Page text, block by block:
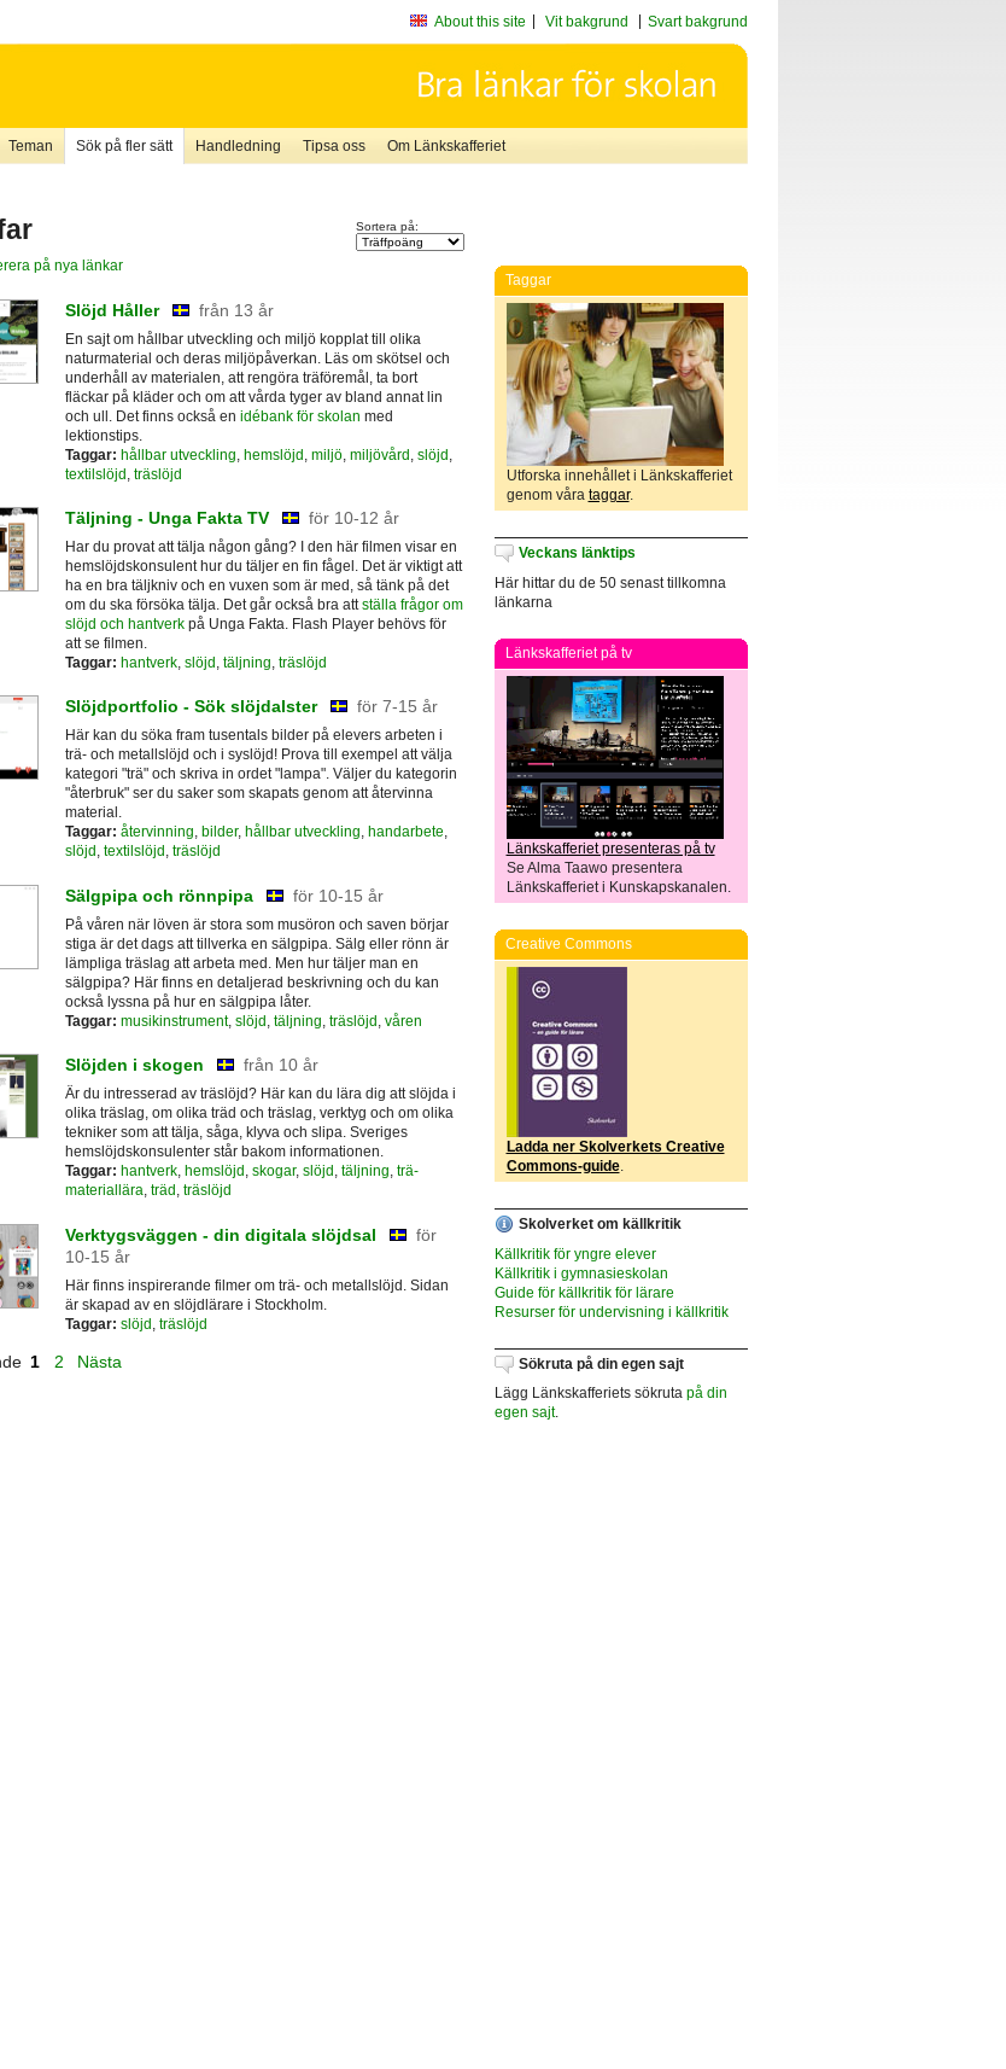
About this site Vit bakgrund Svart bakgrund
Teman Sök på fler sätt Handledning Tipsa oss Om Länkskafferiet
Sortera på:
på nya länkar
Slöjd Håller från 13 år
En sajt om hållbar utveckling och miljö kopplat till olika
naturmaterial och deras miljöpåverkan. Läs om skötsel och
underhåll av materialen, att rengöra träföremål, ta bort
fläckar på kläder och om att vårda tyger av bland annat lin
och ull. Det finns också en idébank för skolan med
lektionstips.
Taggar: hållbar utveckling hemslöjd miljö, miljövård slöjd
textilslöjd träslöjd
Täljning - Unga Fakta TV för 10-12 år
Har du provat att tälja någon gång? I den här filmen visar en
hemslöjdskonsulent hur du täljer en fin fågel. Det är viktigt att
ha en bra täljkniv och en vuxen som är med, så tänk på det
om du ska försöka tälja. Det går också bra attställa frågor om
slöjd och hantverkpå Unga Fakta. Flash Player behövs för
att se filmen.
Taggar: hantverk, slöjd , täljning, träslöjd
Slöjdportfolio - Sök slöjdalster för 7-15 år
Här kan du söka fram tusentals bilder på elevers arbeten i
trä- och metallslöjd och i syslöjd! Prova till exempel att välja
kategori "trä" och skriva in ordet "lampa". Väljer du kategorin
"återbruk" ser du saker som skapats genom att återvinna
material.
Taggar: återvinning, bilder, hållbar utveckling, handarbete,
slöjd , textilslöjd , träslöjd
Sälgpipa och rönnpipa för 10-15 år
På våren när löven är stora som musöron och saven börjar
stiga är det dags att tillverka en sälgpipa. Sälg eller rönn är
lämpliga träslag att arbeta med. Men hur täljer man en
sälgpipa? Här finns en detaljerad beskrivning och du kan
också lyssna på hur en sälgpipa låter.
Taggar: musikinstrument, slöjd, täljning, träslöjd, våren
Slöjden i skogen från 10 år
Är du intresserad av träslöjd? Här kan du lära dig att slöjda i
olika träslag, om olika träd och träslag, verktyg och om olika
tekniker som att tälja, såga, klyva och slipa. Sveriges
hemslöjdskonsulenter står bakom informationen.
Taggar: hantverk, hemslöjd , skogar, slöjd , täljning, trä-
materiallära, träd , träslöjd
Verktygsväggen - din digitala slöjdsal
för
10-15 år
Här finns inspirerande filmer om trä- och metallslöjd. Sidan
är skapad av en slöjdlärare i Stockholm.
Taggar: slöjd träslöjd
1 2 Nästa
Taggar
Utforska innehållet i Länkskafferiet
genom våra taggar.
Veckans länktips
Här hittar du de 50 senast tillkomna
länkarna
Länkskafferiet på tv
Länkskafferiet presenteras på tv
Se Alma Taawo presentera
Länkskafferiet i Kunskapskanalen.
Creative Commons
Ladda ner Skolverkets Creative
Commons-guide.
Skolverket om källkritik
Källkritik för yngre elever
Källkritik i gymnasieskolan
Guide för källkritik för lärare
Resurser för undervisning i källkritik
Sökruta på din egen sajt
Lägg Länkskafferiets sökruta på din
egen sajt.